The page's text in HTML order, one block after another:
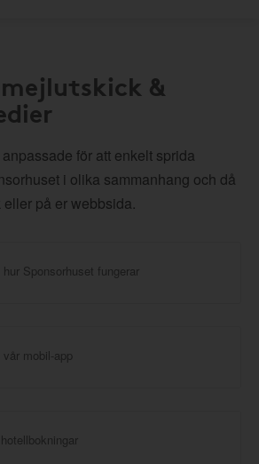
&
för att enkelt sprida
i olika sammanhang och då
på er webbsida.
Sponsorhuset fungerar
mobil-app